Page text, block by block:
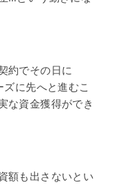
約でその日に
に先へと進むこ
な資金獲得ができ
額も出さないとい